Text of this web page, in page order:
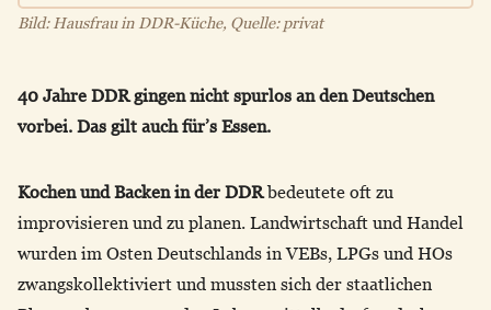
Bild: Hausfrau in DDR-Küche, Quelle: privat
40 Jahre DDR gingen nicht spurlos an den Deutschen
vorbei. Das gilt auch für’s Essen.
Kochen und Backen in der DDRbedeutete oft zu
improvisieren und zu planen. Landwirtschaft und Handel
wurden im Osten Deutschlands in VEBs, LPGs und HOs
zwangskollektiviert und mussten sich der staatlichen